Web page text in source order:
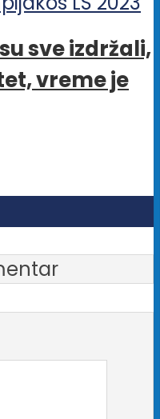
sve izdržali,
vreme je